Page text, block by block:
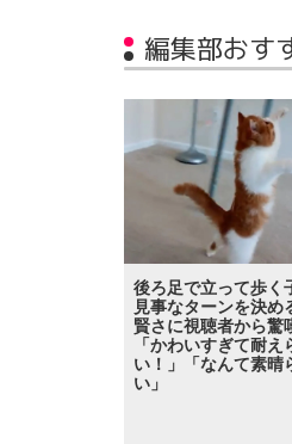
編集部おす
後ろ足で立って歩く
見事なターンを決
賢さに視聴者から驚
「かわいすぎて耐え
い！」「なんて素晴
い」